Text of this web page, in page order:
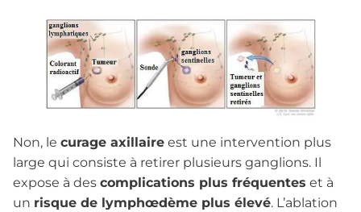
Non, le curage axillaire est une intervention plus
large qui consiste à retirer plusieurs ganglions. Il
expose à des complications plus fréquentes et à
un risque de lymphœdème plus élevé. L’ablation